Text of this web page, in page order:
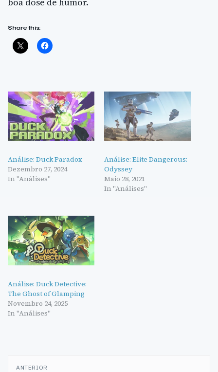
Share this:
Análise: Duck Paradox
Dezembro 27, 2024
In "Análises"
Análise: Elite Dangerous:
Odyssey
Maio 28, 2021
In "Análises"
Análise: Duck Detective:
The Ghost of Glamping
Novembro 24, 2025
In "Análises"
Navegação
ANTERIOR